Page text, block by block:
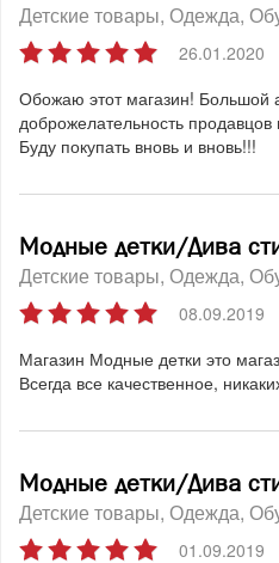
Детские товары Одежда
26.01.2020
Обожаю этот магазин! Большой
доброжелательность
Буду покупать вновь и вновь!!!
Модные детки/Дива
Детские товары Одежда
08.09.2019
Магазин Модные детки это
Всегда все качественное,
Модные детки/Дива
Детские товары Одежда
01.09.2019